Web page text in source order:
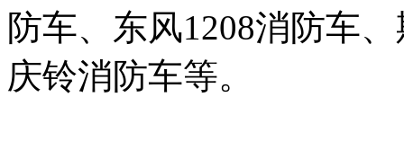
防车、东风1208消防车
庆铃消防车等。